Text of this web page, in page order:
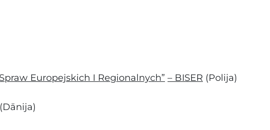
Europejskich I Regionalnych” – BISER (Polija)
(Dānija)